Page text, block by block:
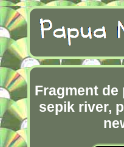
Fragment de
sepik river,